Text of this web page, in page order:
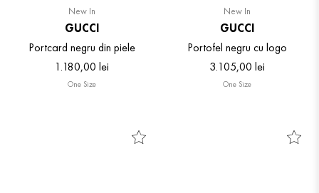
New In
GUCCI
Portcard negru din piele
1.180,00 lei
One Size
New In
GUCCI
Portofel negru cu logo
3.105,00 lei
One Size